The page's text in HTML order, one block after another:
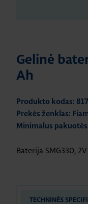
Gelinė
Ah
Produkto kodas:
Prekės ženklas:
Minimalus
Baterija SMG330,
TECHNINĖS